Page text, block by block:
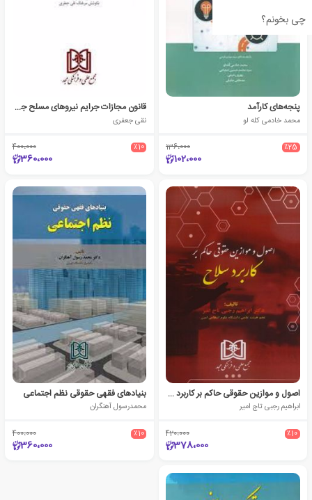
چی بخونم؟
پنجه‌های کارآمد
محمد خادمی کله لو
٪25 136،000
102،000
قانون مجازات جرایم نیروهای مسلح جمهوری اسلامی ایران
نقی جعفری
٪10 400،000
360،000
اصول و موازین حقوقی حاکم بر کاربرد سلاح
ابراهیم رجبی تاج امیر
٪10 420،000
378،000
بنیادهای فقهی حقوقی نظم اجتماعی
محمدرسول آهنگران
٪10 400،000
360،000